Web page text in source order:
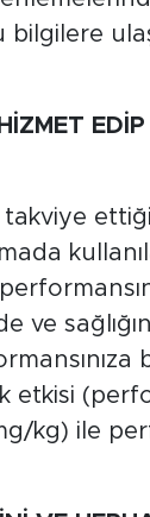
bilgilere
EDİP
takviye
ve
kg) ile